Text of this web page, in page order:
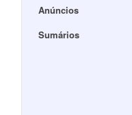
Anúncios
Sumários